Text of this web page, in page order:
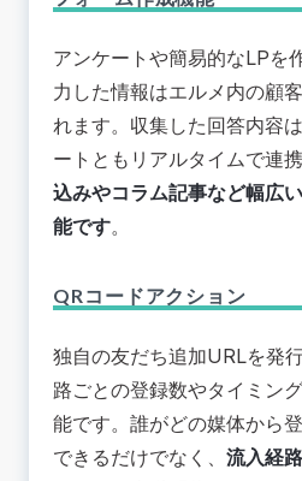
アンケートや簡易的なLPを
力した情報はエルメ内の顧
れます。収集した回答内容
ートともリアルタイムで連携
込みやコラム記事など幅広
能です。
QRコードアクション
独自の友だち追加URLを発
路ごとの登録数やタイミン
能です。誰がどの媒体から
できるだけでなく、 流入経